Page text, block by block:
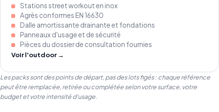
Stations street workout en inox
Agrès conformes EN 16630
Dalle amortissante drainante et fondations
Panneaux d'usage et de sécurité
Pièces du dossier de consultation fournies
Voir l'outdoor →
Les packs sont des points de départ, pas des lots figés : chaque référence
peut être remplacée, retirée ou complétée selon votre surface, votre
budget et votre intensité d'usage.